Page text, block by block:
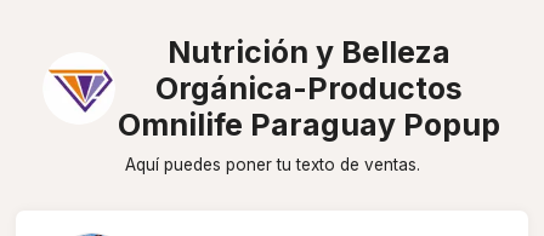
Nutrición y Belleza
Orgánica-Productos
Omnilife Paraguay Popup
Aquí puedes poner tu texto de ventas.